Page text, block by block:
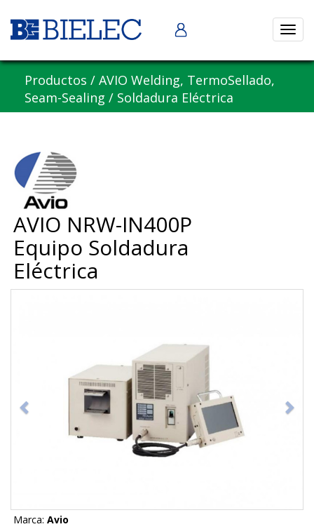
Abrir
Productos / AVIO Welding, TermoSellado,
Seam-Sealing / Soldadura Eléctrica
AVIO NRW-IN400P
Equipo Soldadura
Eléctrica
Marca:Avio